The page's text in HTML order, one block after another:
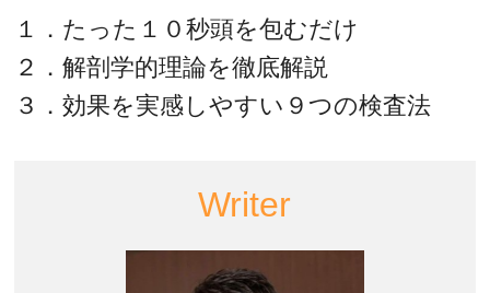
１．たった１０秒頭を包むだけ
２．解剖学的理論を徹底解説
３．効果を実感しやすい９つの検査法
Writer